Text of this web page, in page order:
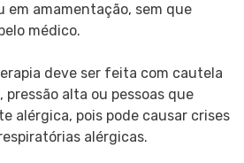
em amamentação, sem que
médico.
deve ser feita com cautela
pressão alta ou pessoas que
alérgica, pois pode causar crises
alérgicas.